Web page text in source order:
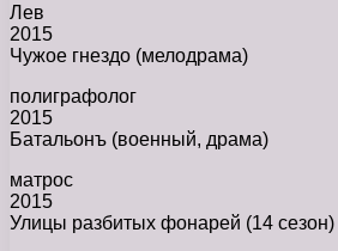
Лев
2015
Чужое гнездо (мелодрама)
полиграфолог
2015
Батальонъ (военный, драма)
матрос
2015
Улицы разбитых фонарей (14 сезон)